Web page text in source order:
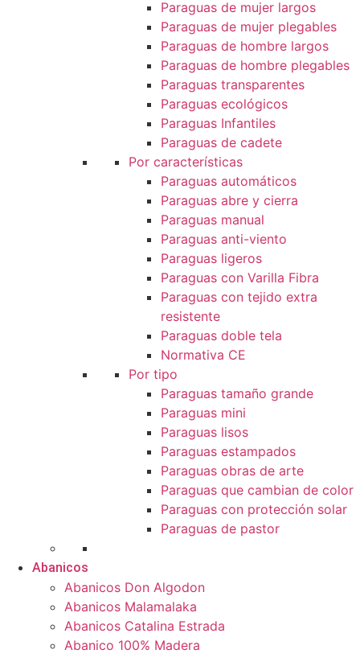
Paraguas de mujer largos
Paraguas de mujer plegables
Paraguas de hombre largos
Paraguas de hombre plegables
Paraguas transparentes
Paraguas ecológicos
Paraguas Infantiles
Paraguas de cadete
Por características
Paraguas automáticos
Paraguas abre y cierra
Paraguas manual
Paraguas anti-viento
Paraguas ligeros
Paraguas con Varilla Fibra
Paraguas con tejido extra
resistente
Paraguas doble tela
Normativa CE
Por tipo
Paraguas tamaño grande
Paraguas mini
Paraguas lisos
Paraguas estampados
Paraguas obras de arte
Paraguas que cambian de color
Paraguas con protección solar
Paraguas de pastor
Abanicos
Abanicos Don Algodon
Abanicos Malamalaka
Abanicos Catalina Estrada
Abanico 100% Madera